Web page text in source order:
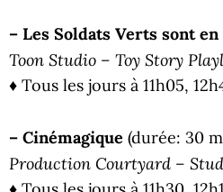
– Les Soldats Verts sont
Toon Studio – Toy Story
♦ Tous les jours à 11h05,
– Cinémagique (durée: 30
Production Courtyard –